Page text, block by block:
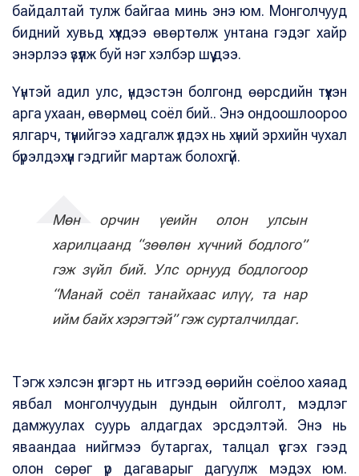
байдалтай тулж байгаа минь энэ юм. Монголчууд
бидний хувьд хүүхдээ өвөртөлж унтана гэдэг хайр
энэрлээ үзүүлж буй нэг хэлбэр шүү дээ.
Үүнтэй адил улс, үндэстэн болгонд өөрсдийн түүхэн
арга ухаан, өвөрмөц соёл бий.. Энэ ондоошлоороо
ялгарч, түүнийгээ хадгалж үлдэх нь хүний эрхийн чухал
бүрэлдэхүүн гэдгийг мартаж болохгүй.
Мөн орчин үеийн олон улсын
харилцаанд “зөөлөн хүчний бодлого”
гэж зүйл бий. Улс орнууд бодлогоор
“Манай соёл танайхаас илүү, та нар
ийм байх хэрэгтэй” гэж сурталчилдаг.
Тэгж хэлсэн үлгэрт нь итгээд өөрийн соёлоо хаяад
явбал монголчуудын дундын ойлголт, мэдлэг
дамжуулах суурь алдагдах эрсдэлтэй. Энэ нь
яваандаа нийгмээ бутаргах, талцал үүсгэх гээд
олон сөрөг үр дагаварыг дагуулж мэдэх юм.